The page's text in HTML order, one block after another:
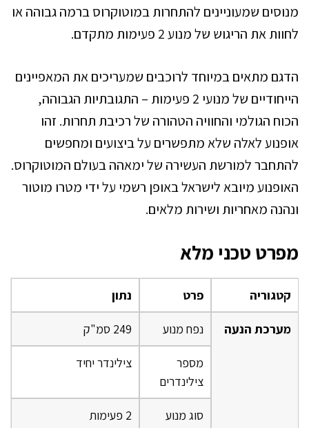
מנוסים שמעוניינים להתחרות במוטוקרוס ברמה גבוהה או
לחוות את הריגוש של מנוע 2 פעימות מתקדם.
הדגם מתאים במיוחד לרוכבים שמעריכים את המאפיינים
הייחודיים של מנועי 2 פעימות – התגובתיות הגבוהה,
הכוח הגולמי והחוויה הטהורה של רכיבת תחרות. זהו
אופנוע לאלה שלא מתפשרים על ביצועים ומחפשים
להתחבר למורשת העשירה של ימאהה בעולם המוטוקרוס.
האופנוע מיובא לישראל באופן רשמי על ידי מטרו מוטור
ונהנה מאחריות ושירות מלאים.
מפרט טכני מלא
קטגוריה פרט נתון
מערכת הנעה נפח מנוע 249 סמ"ק
מספר
צילינדרים
צילינדר יחיד
סוג מנוע 2 פעימות